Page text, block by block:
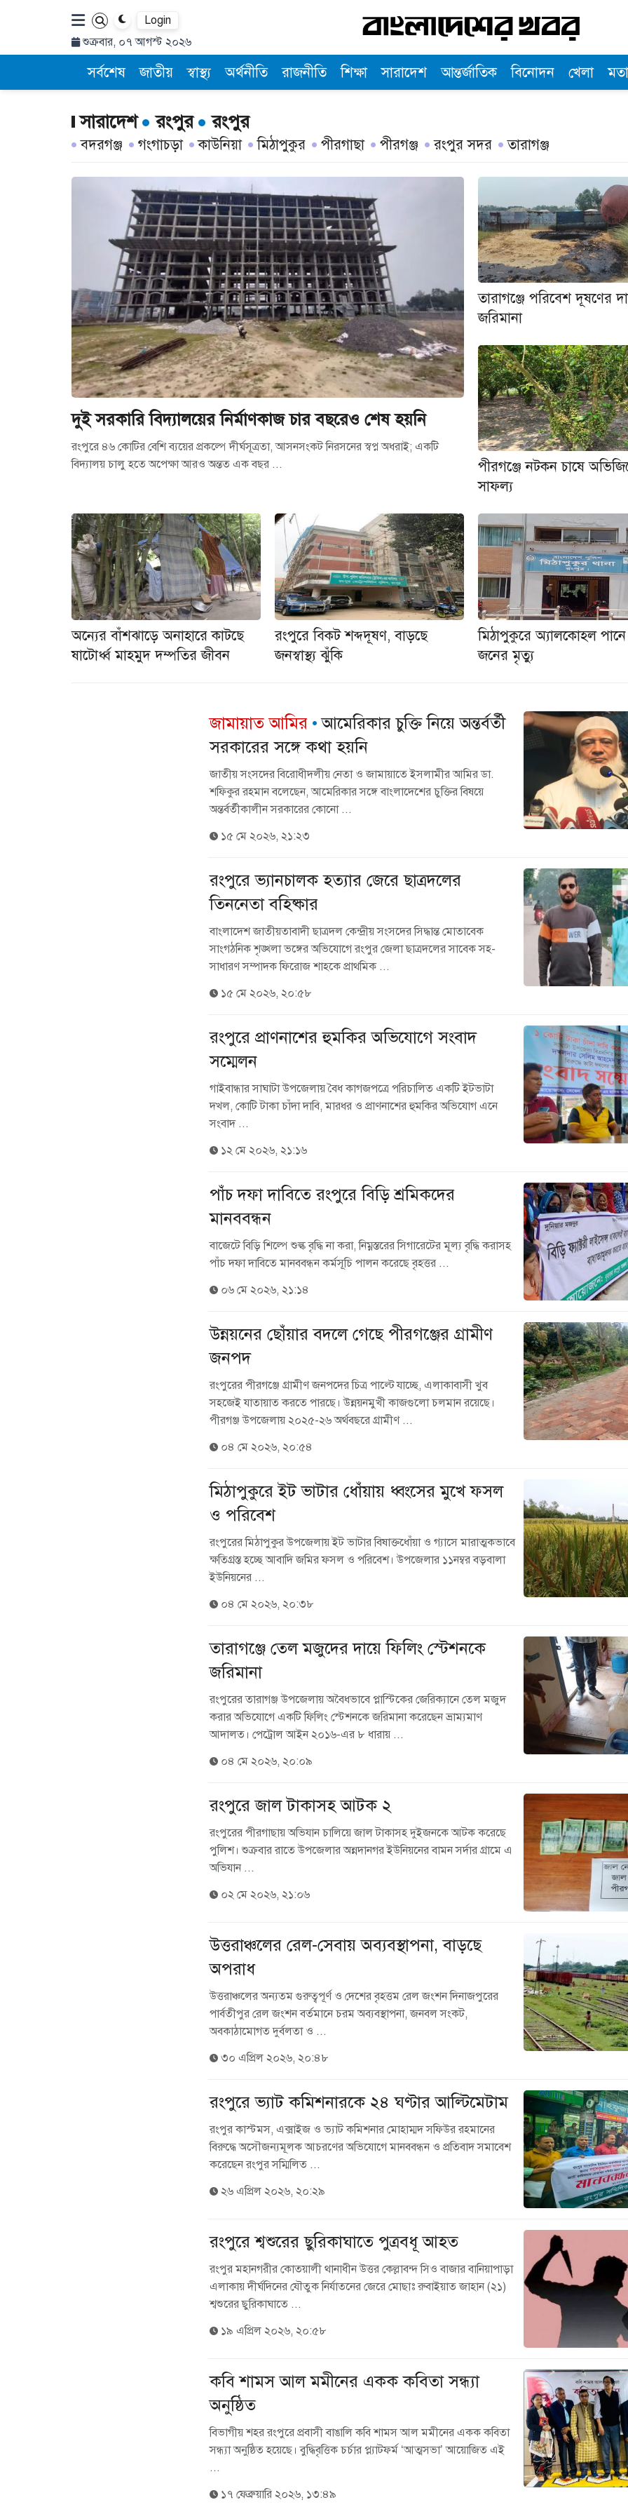
Login
শুক্রবার, ০৭ আগস্ট ২০২৬
সর্বশেষ জাতীয় স্বাস্থ্য অর্থনীতি রাজনীতি শিক্ষা সারাদেশ আন্তর্জাতিক বিনোদন খেলা
সারাদেশ রংপুর রংপুর
বদরগঞ্জ গংগাচড়া কাউনিয়া মিঠাপুকুর পীরগাছা পীরগঞ্জ রংপুর সদর তারাগঞ্জ
দুই সরকারি বিদ্যালয়ের নির্মাণকাজ চার বছরেও শেষ হয়নি
রংপুরে ৪৬ কোটির বেশি ব্যয়ের প্রকল্পে দীর্ঘসূত্রতা, আসনসংকট নিরসনের স্বপ্ন অধরাই; একটি
বিদ্যালয় চালু হতে অপেক্ষা আরও অন্তত এক বছর ...
তারাগঞ্জে পরিবেশ দূষণের
জরিমানা
পীরগঞ্জে নটকন চাষে
সাফল্য
অন্যের বাঁশঝাড়ে অনাহারে কাটছে
ষাটোর্ধ্ব মাহমুদ দম্পতির জীবন
রংপুরে বিকট শব্দদূষণ, বাড়ছে
জনস্বাস্থ্য ঝুঁকি
‎মিঠাপুকুরে অ্যালকোহল
জনের মৃত্যু
জামায়াত আমির আমেরিকার চুক্তি নিয়ে অন্তর্বর্তী
সরকারের সঙ্গে কথা হয়নি
জাতীয় সংসদের বিরোধীদলীয় নেতা ও জামায়াতে ইসলামীর আমির ডা.
শফিকুর রহমান বলেছেন, আমেরিকার সঙ্গে বাংলাদেশের চুক্তির বিষয়ে
অন্তর্বর্তীকালীন সরকারের কোনো ...
১৫ মে ২০২৬, ২১:২৩
রংপুরে ভ্যানচালক হত্যার জেরে ছাত্রদলের
তিননেতা বহিষ্কার
‎বাংলাদেশ জাতীয়তাবাদী ছাত্রদল কেন্দ্রীয় সংসদের সিদ্ধান্ত মোতাবেক
সাংগঠনিক শৃঙ্খলা ভঙ্গের অভিযোগে রংপুর জেলা ছাত্রদলের সাবেক সহ-
সাধারণ সম্পাদক ফিরোজ শাহকে প্রাথমিক ...
১৫ মে ২০২৬, ২০:৫৮
রংপুরে প্রাণনাশের হুমকির অভিযোগে সংবাদ
সম্মেলন
‎গাইবান্ধার সাঘাটা উপজেলায় বৈধ কাগজপত্রে পরিচালিত একটি ইটভাটা
দখল, কোটি টাকা চাঁদা দাবি, মারধর ও প্রাণনাশের হুমকির অভিযোগ এনে
সংবাদ ...
১২ মে ২০২৬, ২১:১৬
পাঁচ দফা দাবিতে রংপুরে বিড়ি শ্রমিকদের
মানববন্ধন
বাজেটে বিড়ি শিল্পে শুল্ক বৃদ্ধি না করা, নিম্নস্তরের সিগারেটের মূল্য বৃদ্ধি করাসহ
পাঁচ দফা দাবিতে মানববন্ধন কর্মসূচি পালন করেছে বৃহত্তর ...
০৬ মে ২০২৬, ২১:১৪
উন্নয়নের ছোঁয়ার বদলে গেছে পীরগঞ্জের গ্রামীণ
জনপদ
রংপুরের পীরগঞ্জে গ্রামীণ জনপদের চিত্র পাল্টে যাচ্ছে, এলাকাবাসী খুব
সহজেই যাতায়াত করতে পারছে। উন্নয়নমুখী কাজগুলো চলমান রয়েছে।
পীরগঞ্জ উপজেলায় ২০২৫-২৬ অর্থবছরে গ্রামীণ ...
০৪ মে ২০২৬, ২০:৫৪
‎মিঠাপুকুরে ইট ভাটার ধোঁয়ায় ধ্বংসের মুখে ফসল
ও পরিবেশ
‎রংপুরের মিঠাপুকুর উপজেলায় ইট ভাটার বিষাক্তধোঁয়া ও গ্যাসে মারাত্মকভাবে
ক্ষতিগ্রস্ত হচ্ছে আবাদি জমির ফসল ও পরিবেশ। উপজেলার ১১নম্বর বড়বালা
ইউনিয়নের ...
০৪ মে ২০২৬, ২০:৩৮
তারাগঞ্জে তেল মজুদের দায়ে ফিলিং স্টেশনকে
জরিমানা
রংপুরের তারাগঞ্জ উপজেলায় অবৈধভাবে প্লাস্টিকের জেরিক্যানে তেল মজুদ
করার অভিযোগে একটি ফিলিং স্টেশনকে জরিমানা করেছেন ভ্রাম্যমাণ
আদালত। পেট্রোল আইন ২০১৬-এর ৮ ধারায় ...
০৪ মে ২০২৬, ২০:০৯
রংপুরে জাল টাকাসহ আটক ২
রংপুরের পীরগাছায় অভিযান চালিয়ে জাল টাকাসহ দুইজনকে আটক করেছে
পুলিশ। শুক্রবার রাতে উপজেলার অন্নদানগর ইউনিয়নের বামন সর্দার গ্রামে এ
অভিযান ...
০২ মে ২০২৬, ২১:০৬
উত্তরাঞ্চলের রেল-সেবায় অব্যবস্থাপনা, বাড়ছে
অপরাধ
‎উত্তরাঞ্চলের অন্যতম গুরুত্বপূর্ণ ও দেশের বৃহত্তম রেল জংশন দিনাজপুরের
পার্বতীপুর রেল জংশন বর্তমানে চরম অব্যবস্থাপনা, জনবল সংকট,
অবকাঠামোগত দুর্বলতা ও ...
৩০ এপ্রিল ২০২৬, ২০:৪৮
রংপুরে ‎ভ্যাট কমিশনারকে ২৪ ঘণ্টার আল্টিমেটাম
রংপুর কাস্টমস, এক্সাইজ ও ভ্যাট কমিশনার মোহাম্মদ সফিউর রহমানের
বিরুদ্ধে অসৌজন্যমূলক আচরণের অভিযোগে মানববন্ধন ও প্রতিবাদ সমাবেশ
করেছেন রংপুর সম্মিলিত ...
২৬ এপ্রিল ২০২৬, ২০:২৯
রংপুরে শ্বশুরের ছুরিকাঘাতে পুত্রবধূ আহত
রংপুর মহানগরীর কোতয়ালী থানাধীন উত্তর কেল্লাবন্দ সিও বাজার বানিয়াপাড়া
এলাকায় দীর্ঘদিনের যৌতুক নির্যাতনের জেরে মোছাঃ রুবাইয়াত জাহান (২১)
শ্বশুরের ছুরিকাঘাতে ...
১৯ এপ্রিল ২০২৬, ২০:৫৮
কবি শামস আল মমীনের একক কবিতা সন্ধ্যা
অনুষ্ঠিত
বিভাগীয় শহর রংপুরে প্রবাসী বাঙালি কবি শামস আল মমীনের একক কবিতা
সন্ধ্যা অনুষ্ঠিত হয়েছে। বুদ্ধিবৃত্তিক চর্চার প্ল্যাটফর্ম ‘আত্মসভা’ আয়োজিত এই
...
১৭ ফেব্রুয়ারি ২০২৬, ১৩:৪৯